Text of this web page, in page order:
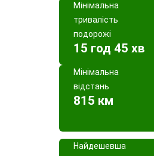
Мінімальна
тривалість
подорожі
15 год 45 хв
Мінімальна
відстань
815 км
Найдешевша